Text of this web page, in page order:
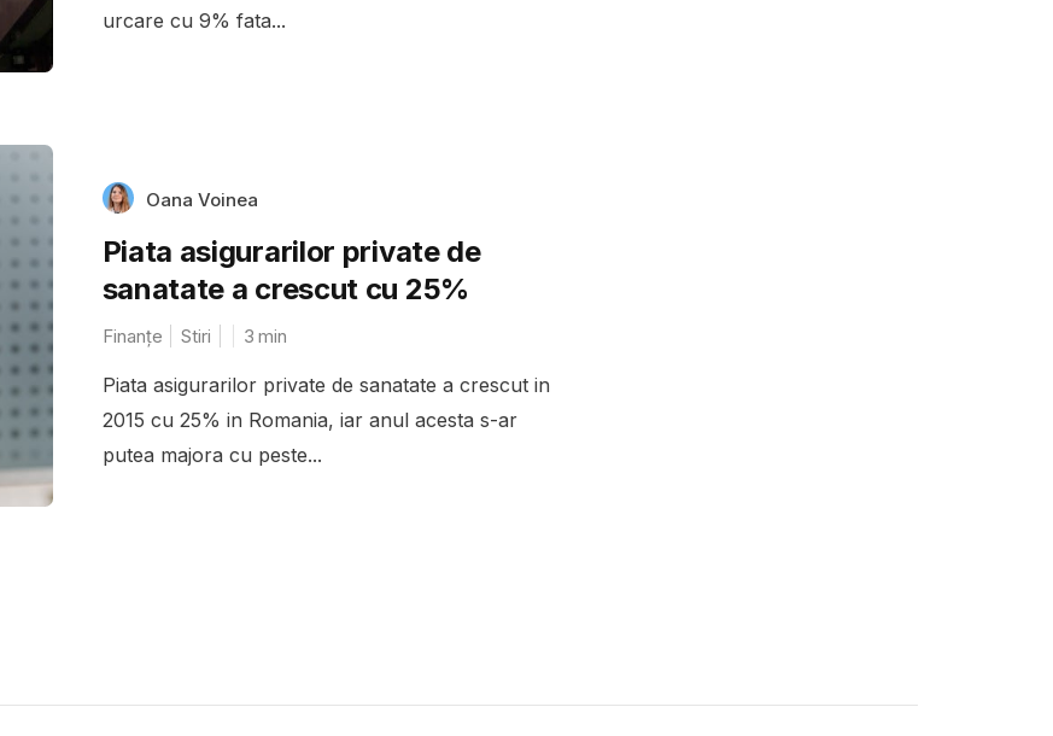
urcare cu 9% fata...
Oana Voinea
Piata asigurarilor private de
sanatate a crescut cu 25%
Finanțe Stiri 3 min
Piata asigurarilor private de sanatate a crescut in
2015 cu 25% in Romania, iar anul acesta s-ar
putea majora cu peste...